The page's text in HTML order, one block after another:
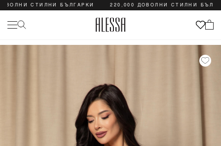
СТИЛНИ БЪЛГАРКИ 220,000 ДОВОЛНИ СТИЛНИ